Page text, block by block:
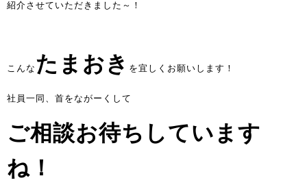
紹介させていただきました～！
こんな たまおき を宜しくお願いします！
社員一同、首をながーくして
ご相談お待ちしています
ね！